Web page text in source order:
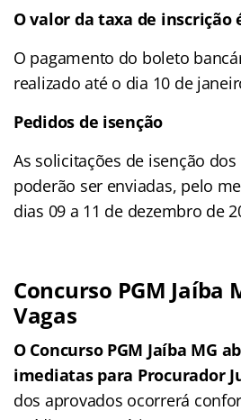
O valor da taxa de inscrição
O pagamento do boleto
realizado até o dia 10 de
Pedidos de isenção
As solicitações de isenção
poderão ser enviadas, pelo
dias 09 a 11 de dezembro de
Concurso PGM Jaíba
Vagas
O Concurso PGM Jaíba MG
imediatas para Procurador
dos aprovados ocorrerá